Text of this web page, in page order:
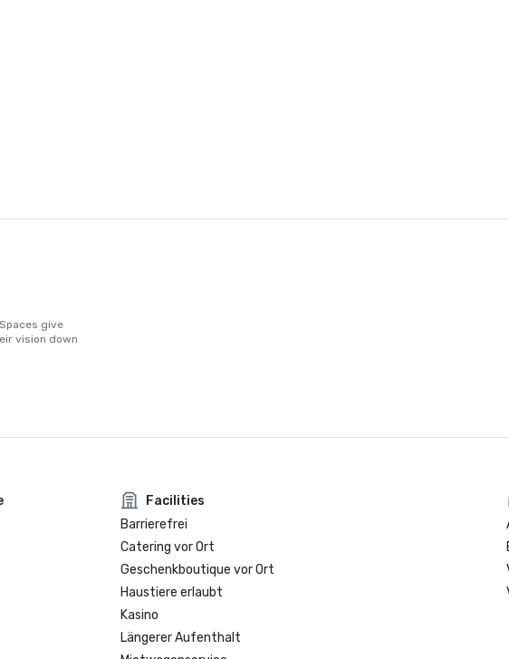
give
vision down
Facilities
Barrierefrei
Catering vor Ort
Geschenkboutique vor Ort
Haustiere erlaubt
Kasino
Längerer Aufenthalt